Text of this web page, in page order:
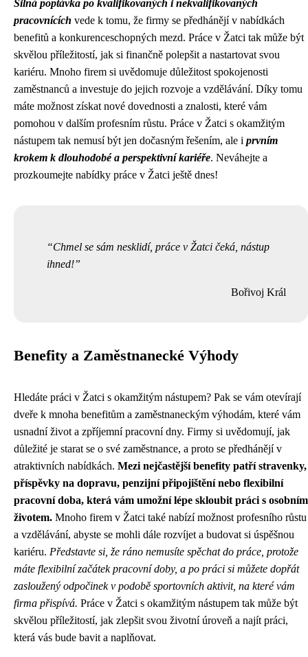
Silná poptávka po kvalifikovaných i nekvalifikovaných
pracovnících vede k tomu, že firmy se předhánějí v nabídkách
benefitů a konkurenceschopných mezd. Práce v Žatci tak může být
skvělou příležitostí, jak si finančně polepšit a nastartovat svou
kariéru. Mnoho firem si uvědomuje důležitost spokojenosti
zaměstnanců a investuje do jejich rozvoje a vzdělávání. Díky tomu
máte možnost získat nové dovednosti a znalosti, které vám
pomohou v dalším profesním růstu. Práce v Žatci s okamžitým
nástupem tak nemusí být jen dočasným řešením, ale i prvním
krokem k dlouhodobé a perspektivní kariéře. Neváhejte a
prozkoumejte nabídky práce v Žatci ještě dnes!
Chmel se sám nesklidí, práce v Žatci čeká, nástup
ihned!
Bořivoj Král
Benefity a Zaměstnanecké Výhody
Hledáte práci v Žatci s okamžitým nástupem? Pak se vám otevírají
dveře k mnoha benefitům a zaměstnaneckým výhodám, které vám
usnadní život a zpříjemní pracovní dny. Firmy si uvědomují, jak
důležité je starat se o své zaměstnance, a proto se předhánějí v
atraktivních nabídkách. Mezi nejčastější benefity patří stravenky,
příspěvky na dopravu, penzijní připojištění nebo flexibilní
pracovní doba, která vám umožní lépe skloubit práci s osobním
životem. Mnoho firem v Žatci také nabízí možnost profesního růstu
a vzdělávání, abyste se mohli dále rozvíjet a budovat si úspěšnou
kariéru. Představte si, že ráno nemusíte spěchat do práce, protože
máte flexibilní začátek pracovní doby, a po práci si můžete dopřát
zasloužený odpočinek v podobě sportovních aktivit, na které vám
firma přispívá. Práce v Žatci s okamžitým nástupem tak může být
skvělou příležitostí, jak zlepšit svou životní úroveň a najít práci,
která vás bude bavit a naplňovat.